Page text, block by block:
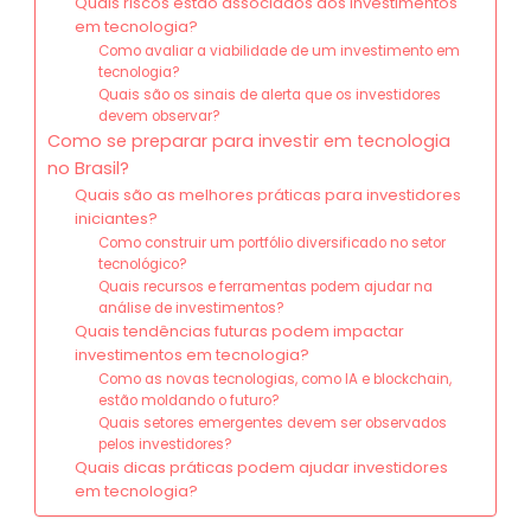
em tecnologia?
Como avaliar a viabilidade de um investimento em
tecnologia?
Quais são os sinais de alerta que os investidores
devem observar?
Como se preparar para investir em tecnologia
no Brasil?
Quais são as melhores práticas para investidores
iniciantes?
Como construir um portfólio diversificado no setor
tecnológico?
Quais recursos e ferramentas podem ajudar na
análise de investimentos?
Quais tendências futuras podem impactar
investimentos em tecnologia?
Como as novas tecnologias, como IA e blockchain,
estão moldando o futuro?
Quais setores emergentes devem ser observados
pelos investidores?
Quais dicas práticas podem ajudar investidores
em tecnologia?